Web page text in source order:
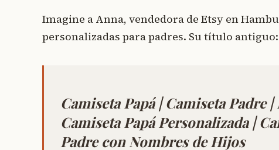
Imagine a Anna, vendedora de Etsy en
personalizadas para padres. Su título antiguo:
Camiseta Papá | Camiseta Padre
Camiseta Papá Personalizada |
Padre con Nombres de Hijos